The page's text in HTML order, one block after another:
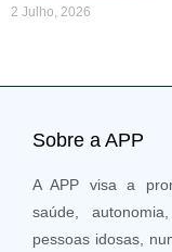
2 Julho, 2026
Sobre a APP
A APP visa a
saúde,
pessoas idosas,